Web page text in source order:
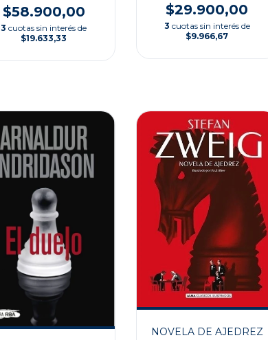
$58.900,00
3 cuotas sin interés de
$19.633,33
$29.900,00
3 cuotas sin interés de
$9.966,67
NOVELA DE AJEDREZ